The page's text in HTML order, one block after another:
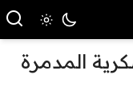
المدمرة